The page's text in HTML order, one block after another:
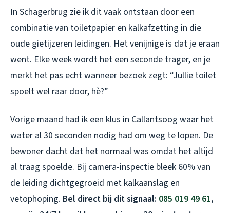
In Schagerbrug zie ik dit vaak ontstaan door een
combinatie van toiletpapier en kalkafzetting in die
oude gietijzeren leidingen. Het venijnige is dat je eraan
went. Elke week wordt het een seconde trager, en je
merkt het pas echt wanneer bezoek zegt: “Jullie toilet
spoelt wel raar door, hè?”
Vorige maand had ik een klus in Callantsoog waar het
water al 30 seconden nodig had om weg te lopen. De
bewoner dacht dat het normaal was omdat het altijd
al traag spoelde. Bij camera-inspectie bleek 60% van
de leiding dichtgegroeid met kalkaanslag en
vetophoping. Bel direct bij dit signaal: 085 019 49 61,